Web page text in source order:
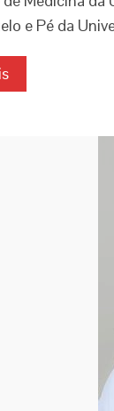
e Pé da